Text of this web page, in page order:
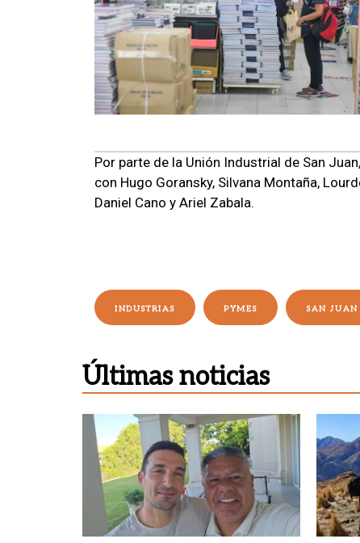
Por parte de la Unión Industrial de San
con Hugo Goransky, Silvana Montaña,
Daniel Cano y Ariel Zabala.
INDUSTRIAS PYMES SAN JUAN
Últimas noticias